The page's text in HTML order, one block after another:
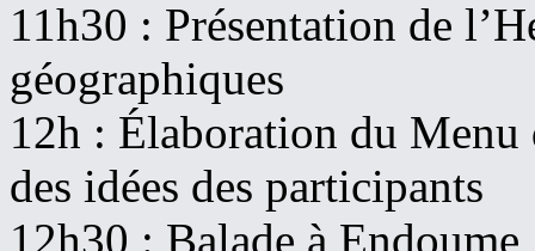
11h30 : Présentation de
géographiques
12h : Élaboration du Menu
des idées des participants
12h30 : Balade à Endoume